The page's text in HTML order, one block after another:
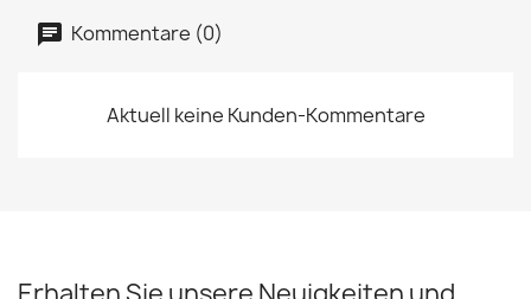
Kommentare (0)
Aktuell keine Kunden-Kommentare